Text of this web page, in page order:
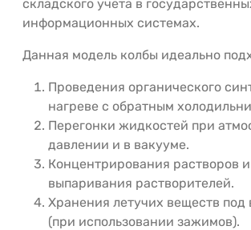
складского учета в
информационных системах.
Данная модель колбы идеально
Проведения органического
нагреве с обратным
Перегонки жидкостей при
давлении и в вакууме.
Концентрирования растворов и
выпаривания растворителей.
Хранения летучих веществ под
(при использовании зажимов).